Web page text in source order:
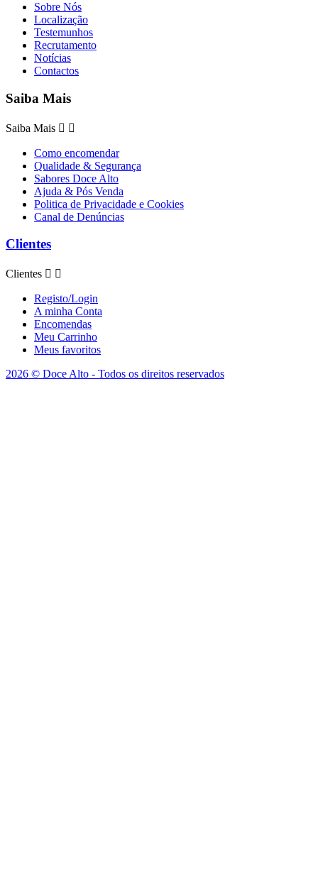
Sobre Nós
Localização
Testemunhos
Recrutamento
Notícias
Contactos
Saiba Mais
Saiba Mais  
Como encomendar
Qualidade & Segurança
Sabores Doce Alto
Ajuda & Pós Venda
Politica de Privacidade e Cookies
Canal de Denúncias
Clientes
Clientes  
Registo/Login
A minha Conta
Encomendas
Meu Carrinho
Meus favoritos
2026 © Doce Alto - Todos os direitos reservados